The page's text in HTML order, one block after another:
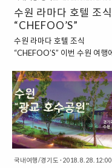
수원 라마다 호텔 조식
“CHEFOO’S”
수원 라마다 호텔 조식
“CHEFOO’S” 이번 수원 여행
인 “라마다 플라자 호텔”에서
습니다. 이렇게 라마다 호텔에
룻밤을 보낸 후, 다음 날 아침
에 있는 식당에서 식사를 했는
저희는 호텔 5층쯤에 마련된
“CHEFOO’S”라는 식당에서
을 맛보았습니다. “라마다 호
조식, CHEFOO’S” 라마다 호텔
국내여행/경기도 · 2018. 8. 28. 12:00